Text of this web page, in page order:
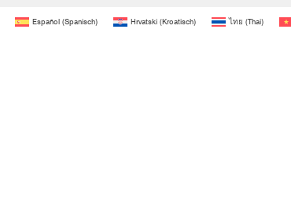
Español (Spanisch) Hrvatski (Kroatisch) ไทย (Thai)